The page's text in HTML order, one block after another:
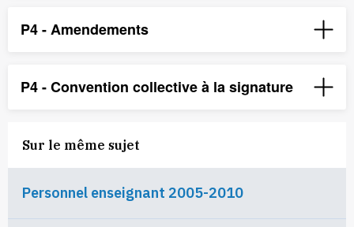
P4 - Amendements
P4 - Convention collective à la signature
Sur le même sujet
Personnel enseignant 2005-2010